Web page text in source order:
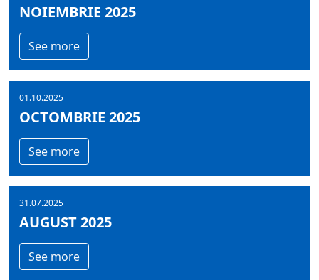
NOIEMBRIE 2025
See more
01.10.2025
OCTOMBRIE 2025
See more
31.07.2025
AUGUST 2025
See more